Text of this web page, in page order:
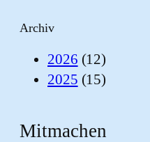
Archiv
2026 (12)
2025 (15)
Mitmachen